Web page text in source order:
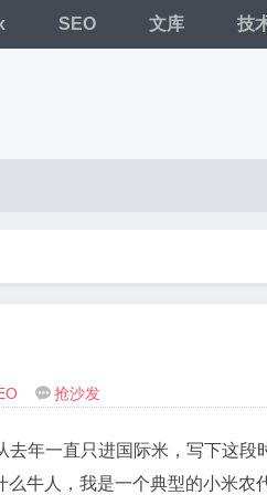
SEO 文库 技
 抢沙发
年一直只进国际米，写下这段
牛人，我是一个典型的小米农